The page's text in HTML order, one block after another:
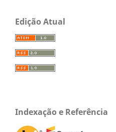
Edição Atual
Indexação e Referência